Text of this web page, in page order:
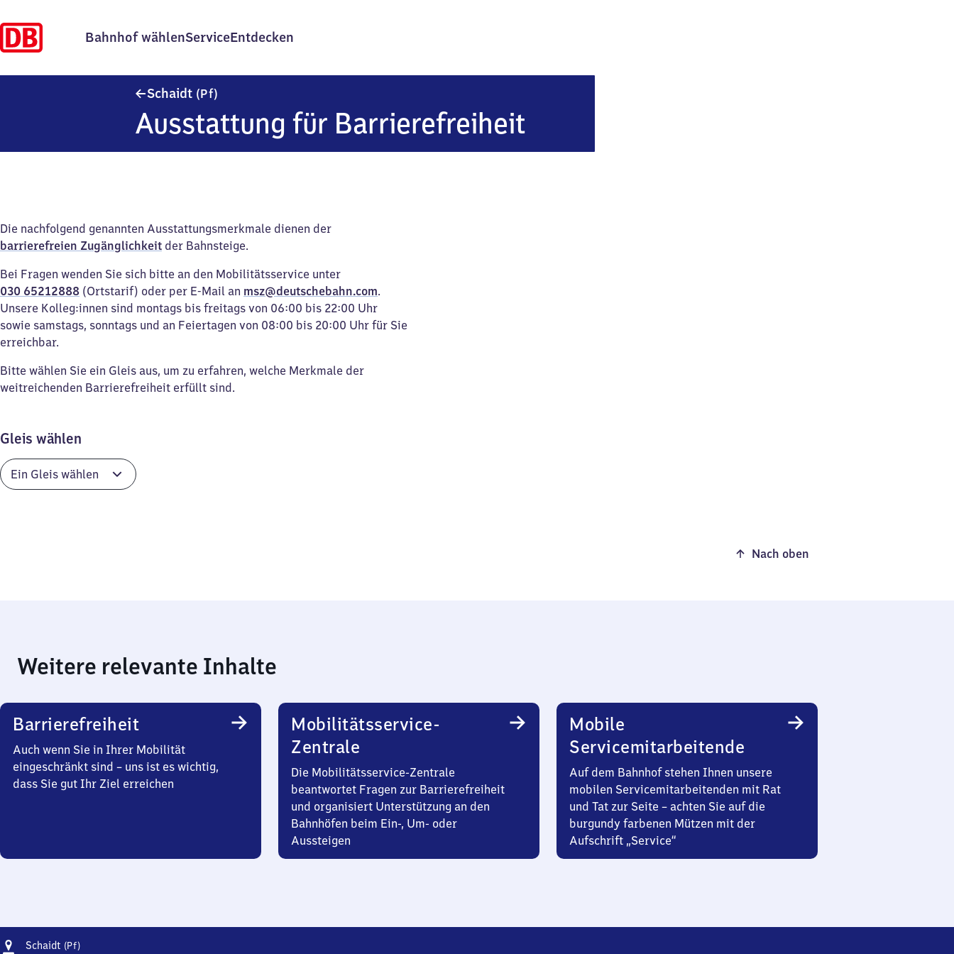
Bahnhof wählenServiceEntdecken
Schaidt (Pf)
Ausstattung für Barrierefreiheit
Die nachfolgend genannten Ausstattungsmerkmale dienen der
barrierefreien Zugänglichkeit der Bahnsteige.
Bei Fragen wenden Sie sich bitte an den Mobilitätsservice unter
030 65212888 (Ortstarif) oder per E-Mail an msz@deutschebahn.com.
Unsere Kolleg:innen sind montags bis freitags von 06:00 bis 22:00 Uhr
sowie samstags, sonntags und an Feiertagen von 08:00 bis 20:00 Uhr für Sie
erreichbar.
Bitte wählen Sie ein Gleis aus, um zu erfahren, welche Merkmale der
weitreichenden Barrierefreiheit erfüllt sind.
Gleis wählen
Nach oben
Weitere relevante Inhalte
Barrierefreiheit
Auch wenn Sie in Ihrer Mobilität
eingeschränkt sind – uns ist es wichtig,
dass Sie gut Ihr Ziel erreichen
Mobilitätsservice-
Zentrale
Die Mobilitätsservice-Zentrale
beantwortet Fragen zur Barrierefreiheit
und organisiert Unterstützung an den
Bahnhöfen beim Ein-, Um- oder
Aussteigen
Mobile
Servicemitarbeitende
Auf dem Bahnhof stehen Ihnen unsere
mobilen Servicemitarbeitenden mit Rat
und Tat zur Seite – achten Sie auf die
burgundy farbenen Mützen mit der
Aufschrift „Service“
Adresse
Schaidt (Pf)Schaidt